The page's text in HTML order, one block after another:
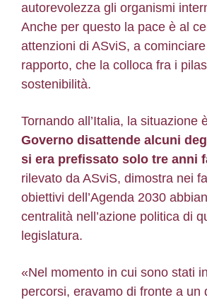
autorevolezza gli organismi
Anche per questo la pace è al
attenzioni di ASviS, a
rapporto, che la colloca fra i
sostenibilità.
Tornando all’Italia, la situazione
Governo disattende alcuni
si era prefissato solo tre anni
rilevato da ASviS, dimostra nei
obiettivi dell’Agenda 2030
centralità nell’azione politica di
legislatura.
«Nel momento in cui sono stati
percorsi, eravamo di fronte a un